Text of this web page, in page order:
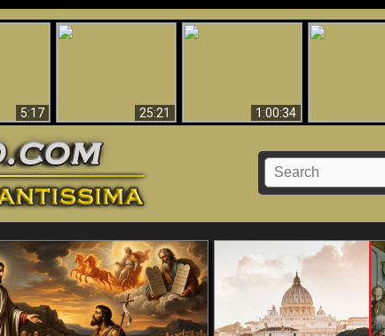
5:17
25:21
1:00:34